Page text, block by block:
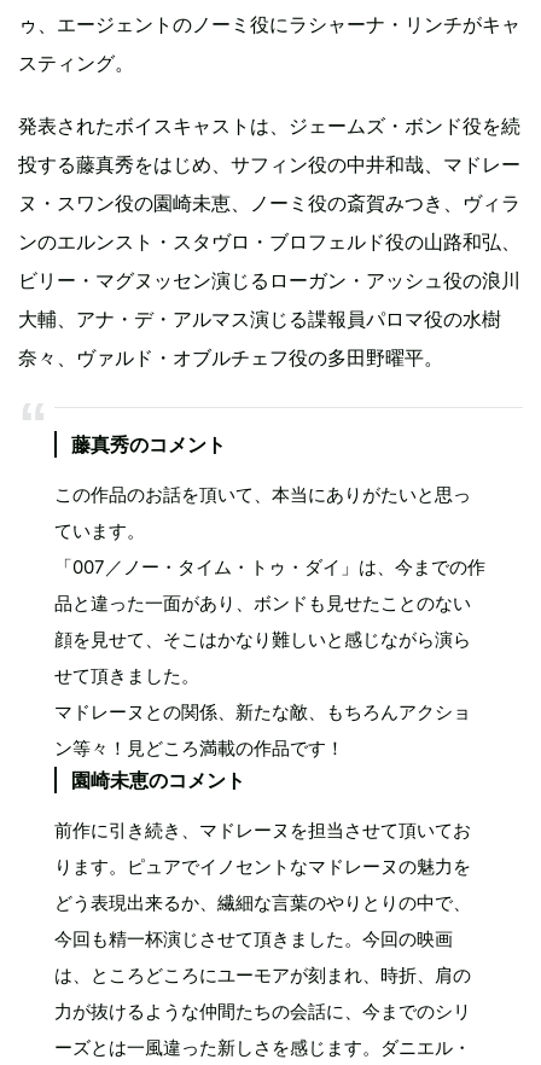
ゥ、エージェントのノーミ役にラシャーナ・リンチがキャ
スティング。
発表されたボイスキャストは、ジェームズ・ボンド役を続
投する藤真秀をはじめ、サフィン役の中井和哉、マドレー
ヌ・スワン役の園崎未恵、ノーミ役の​​斎賀みつき、ヴィラ
ンのエルンスト・スタヴロ・ブロフェルド役の山路和弘、
ビリー・マグヌッセン演じるローガン・アッシュ役の浪川
大輔、アナ・デ・アルマス演じる諜報員パロマ役の水樹
奈々、ヴァルド・オブルチェフ役の多田野曜平。
藤真秀のコメント
この作品のお話を頂いて、本当にありがたいと思っ
ています。
「007／ノー・タイム・トゥ・ダイ」は、今までの作
品と違った一面があり、ボンドも見せたことのない
顔を見せて、そこはかなり難しいと感じながら演ら
せて頂きました。
マドレーヌとの関係、新たな敵、もちろんアクショ
ン等々！見どころ満載の作品です！
園崎未恵のコメント
前作に引き続き、マドレーヌを担当させて頂いてお
ります。ピュアでイノセントなマドレーヌの魅力を
どう表現出来るか、繊細な言葉のやりとりの中で、
今回も精一杯演じさせて頂きました。今回の映画
は、ところどころにユーモアが刻まれ、時折、肩の
力が抜けるような仲間たちの会話に、今までのシリ
ーズとは一風違った新しさを感じます。ダニエル・